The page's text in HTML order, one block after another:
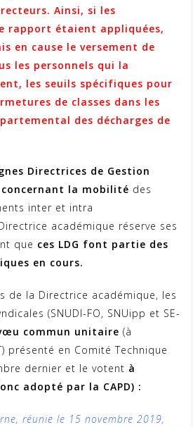
Ainsi, si les
rapport étaient appliquées,
en cause le versement de
les personnels qui la
les seuils spécifiques pour
de classes dans les
des décharges de
Directrices de Gestion
concernant la mobilité des
inter et intra
académique réserve ses
que ces LDG font partie des
en cours.
de la Directrice académique, les
(SNUDI-FO, SNUipp et SE-
commun unitaire (à
présenté en Comité Technique
dernier et le votent à
adopté par la CAPD) :
réunie le 15 novembre 2019,